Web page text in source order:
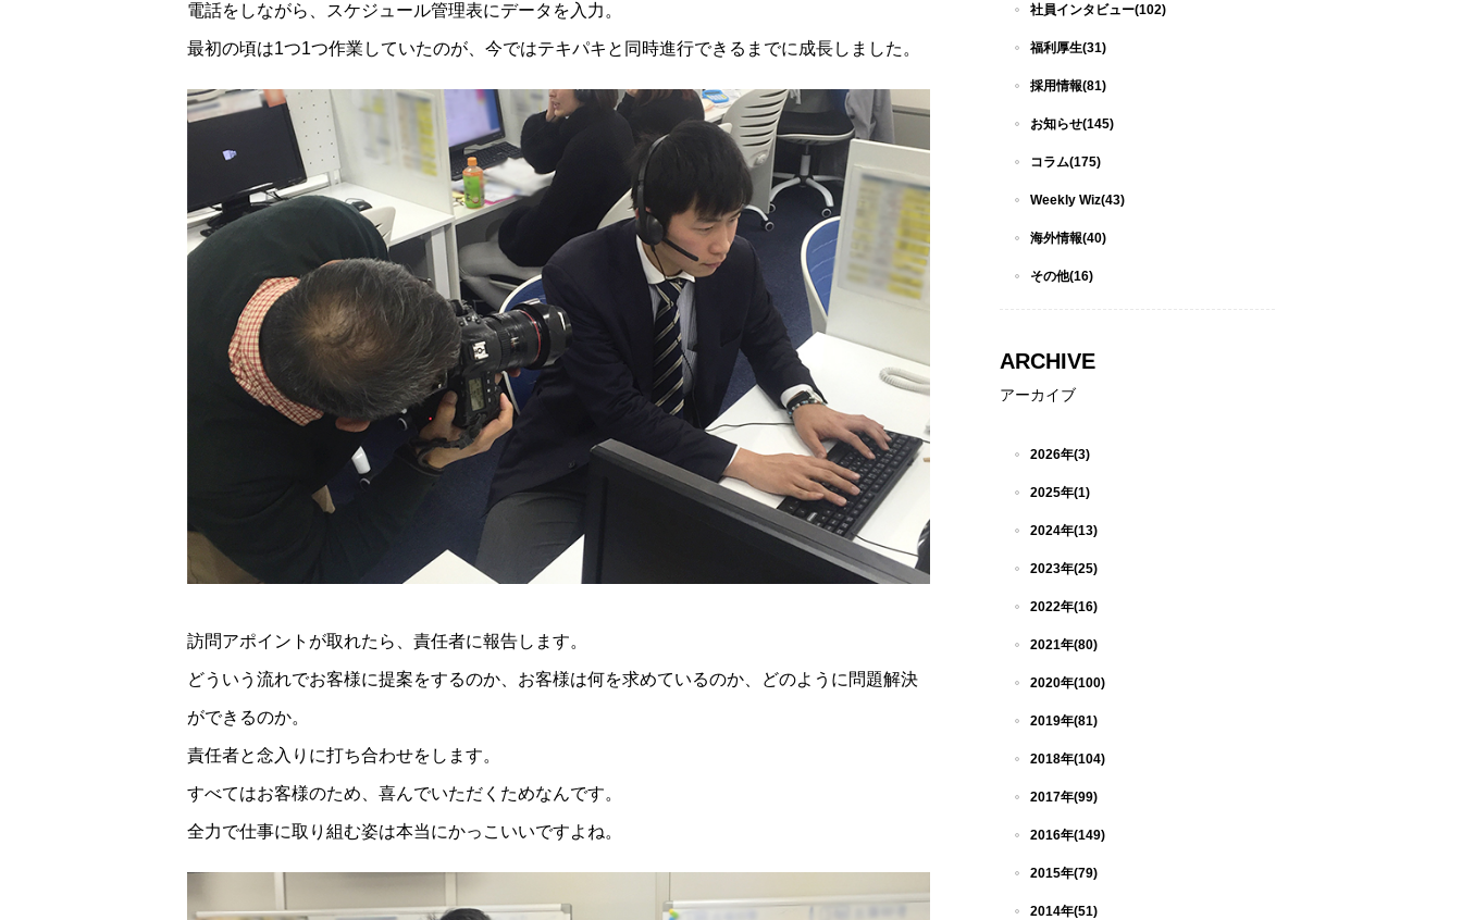
電話をしながら、スケジュール管理表にデータを入力。
最初の頃は1つ1つ作業していたのが、今ではテキパキと同時進行できるまでに成長しました。
訪問アポイントが取れたら、責任者に報告します。
どういう流れでお客様に提案をするのか、お客様は何を求めているのか、どのように問題解決
ができるのか。
責任者と念入りに打ち合わせをします。
すべてはお客様のため、喜んでいただくためなんです。
全力で仕事に取り組む姿は本当にかっこいいですよね。
社員インタビュー(102)
福利厚生(31)
採用情報(81)
お知らせ(145)
コラム(175)
Weekly Wiz(43)
海外情報(40)
その他(16)
ARCHIVE
アーカイブ
2026年(3)
2025年(1)
2024年(13)
2023年(25)
2022年(16)
2021年(80)
2020年(100)
2019年(81)
2018年(104)
2017年(99)
2016年(149)
2015年(79)
2014年(51)